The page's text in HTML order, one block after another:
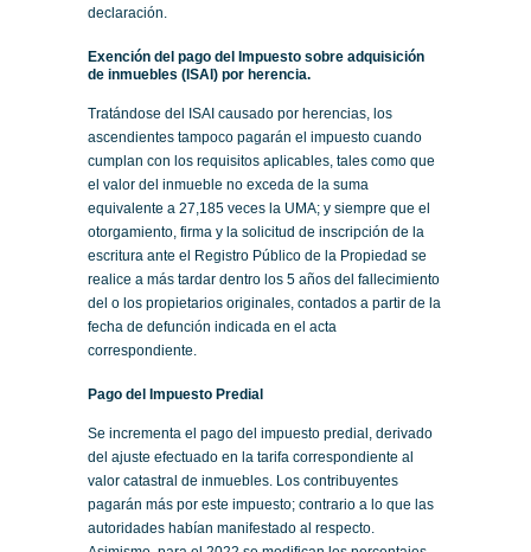
declaración.
Exención del pago del Impuesto sobre adquisición
de inmuebles (ISAI) por herencia.
Tratándose del ISAI causado por herencias, los
ascendientes tampoco pagarán el impuesto cuando
cumplan con los requisitos aplicables, tales como que
el valor del inmueble no exceda de la suma
equivalente a 27,185 veces la UMA; y siempre que el
otorgamiento, firma y la solicitud de inscripción de la
escritura ante el Registro Público de la Propiedad se
realice a más tardar dentro los 5 años del fallecimiento
del o los propietarios originales, contados a partir de la
fecha de defunción indicada en el acta
correspondiente.
Pago del Impuesto Predial
Se incrementa el pago del impuesto predial, derivado
del ajuste efectuado en la tarifa correspondiente al
valor catastral de inmuebles. Los contribuyentes
pagarán más por este impuesto; contrario a lo que las
autoridades habían manifestado al respecto.